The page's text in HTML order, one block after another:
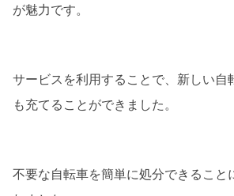
が魅力です。
サービスを利用することで、新しい自
も充てることができました。
不要な自転車を簡単に処分できること